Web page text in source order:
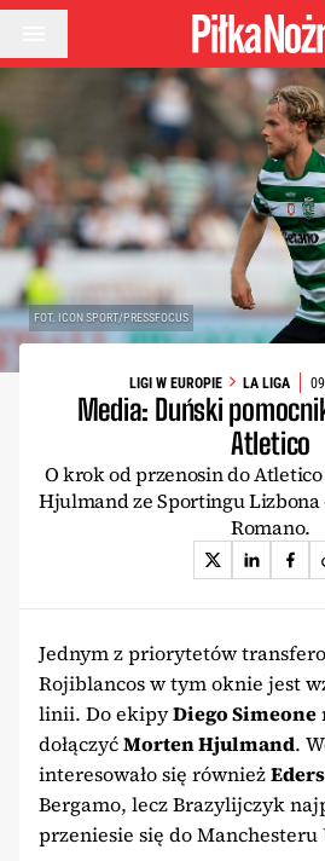
Przejdź do treści
FOT. ICON SPORT/PRESSFOCUS
LIGI W EUROPIE LA LIGA
Media: Duński
Atletico
O krok od przenosin do
Hjulmand ze Sportingu
Romano.
Jednym z priorytetów
Rojiblancos w tym oknie jest
linii. Do ekipyDiego Simeone
dołączyćMorten Hjulmand.
interesowało się również
Bergamo, lecz Brazylijczyk
przeniesie się do Manchesteru